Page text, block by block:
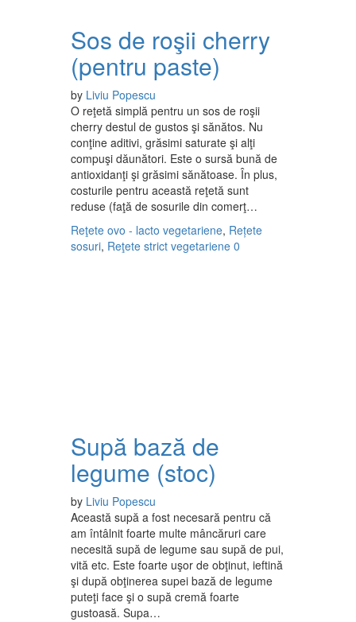
Sos de roşii cherry
(pentru paste)
by Liviu Popescu
O reţetă simplă pentru un sos de roşii
cherry destul de gustos şi sănătos. Nu
conţine aditivi, grăsimi saturate şi alţi
compuşi dăunători. Este o sursă bună de
antioxidanţi şi grăsimi sănătoase. În plus,
costurile pentru această reţetă sunt
reduse (faţă de sosurile din comerţ…
Reţete ovo - lacto vegetariene, Rețete
sosuri, Reţete strict vegetariene 0
Supă bază de
legume (stoc)
by Liviu Popescu
Această supă a fost necesară pentru că
am întâlnit foarte multe mâncăruri care
necesită supă de legume sau supă de pui,
vită etc. Este foarte uşor de obţinut, ieftină
şi după obţinerea supei bază de legume
puteţi face şi o supă cremă foarte
gustoasă. Supa…